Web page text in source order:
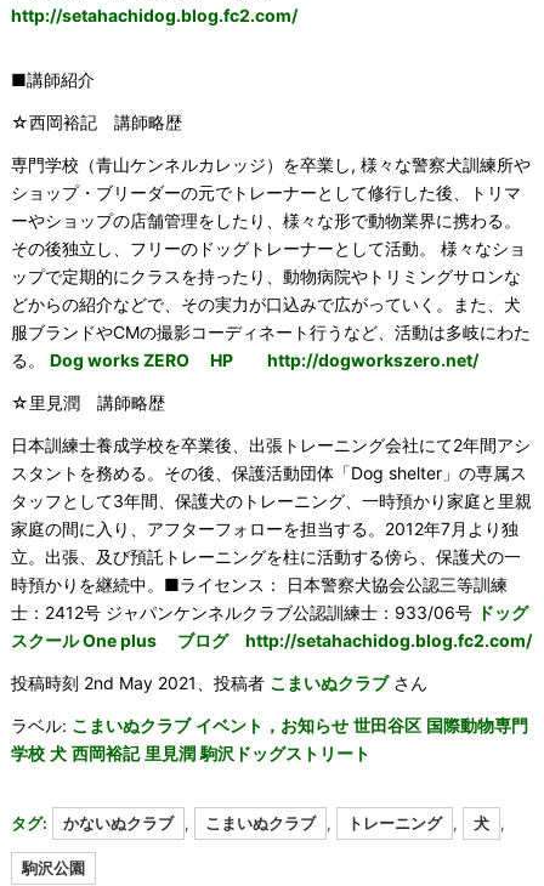
http://setahachidog.blog.fc2.com/
■講師紹介
☆西岡裕記 講師略歴
専門学校（青山ケンネルカレッジ）を卒業し, 様々な警察犬訓練所や
ショップ・ブリーダーの元でトレーナーとして修行した後、トリマ
ーやショップの店舗管理をしたり、様々な形で動物業界に携わる。
その後独立し、フリーのドッグトレーナーとして活動。 様々なショ
ップで定期的にクラスを持ったり、動物病院やトリミングサロンな
どからの紹介などで、その実力が口込みで広がっていく。また、犬
服ブランドやCMの撮影コーディネート行うなど、活動は多岐にわた
る。 Dog works ZERO HP http://dogworkszero.net/
☆里見潤 講師略歴
日本訓練士養成学校を卒業後、出張トレーニング会社にて2年間アシ
スタントを務める。その後、保護活動団体「Dog shelter」の専属ス
タッフとして3年間、保護犬のトレーニング、一時預かり家庭と里親
家庭の間に入り、アフターフォローを担当する。2012年7月より独
立。出張、及び預託トレーニングを柱に活動する傍ら、保護犬の一
時預かりを継続中。■ライセンス： 日本警察犬協会公認三等訓練
士：2412号 ジャパンケンネルクラブ公認訓練士：933/06号 ドッグ
スクール One plus ブログ http://setahachidog.blog.fc2.com/
投稿時刻 2nd May 2021、投稿者 こまいぬクラブさん
ラベル: こまいぬクラブ イベント，お知らせ 世田谷区 国際動物専門
学校 犬 西岡裕記 里見潤 駒沢ドッグストリート
タグ: かないぬクラブ , こまいぬクラブ , トレーニング , 犬 ,
駒沢公園